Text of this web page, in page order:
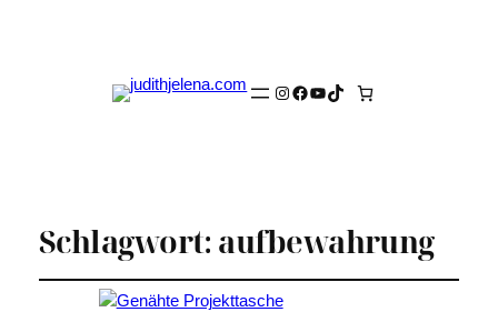
Instagram
Facebook
YouTube
TikTok
Schlagwort: aufbewahrung